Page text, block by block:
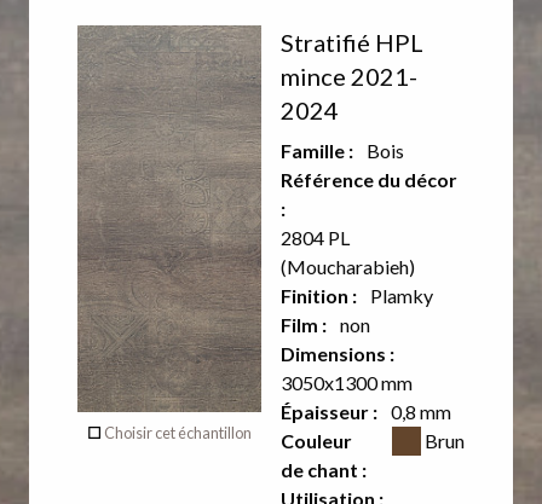
Décor
recto
Aucun
décor sur
le verso
de ce
produit
Verso
Choisir cet échantillon
Stratifié HPL
mince 2021-
2024
Famille :
Bois
Référence du décor
:
2804 PL
(Moucharabieh)
Finition :
Plamky
Film : non
Dimensions :
3050x1300 mm
Épaisseur : 0,8 mm
Couleur
de chant :
Couleur CSS
Brun
Utilisation :